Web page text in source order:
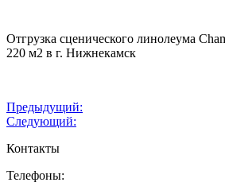
Отгрузка сценического линолеума
220 м2 в г. Нижнекамск
Навигация
по
записям
Предыдущий:
Следующий:
Контакты
Телефоны: